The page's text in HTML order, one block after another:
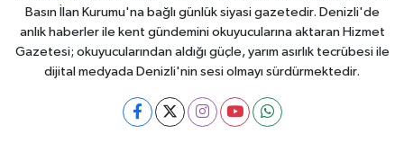
Basın İlan Kurumu'na bağlı günlük siyasi gazetedir. Denizli'de
anlık haberler ile kent gündemini okuyucularına aktaran Hizmet
Gazetesi; okuyucularından aldığı güçle, yarım asırlık tecrübesi ile
dijital medyada Denizli'nin sesi olmayı sürdürmektedir.